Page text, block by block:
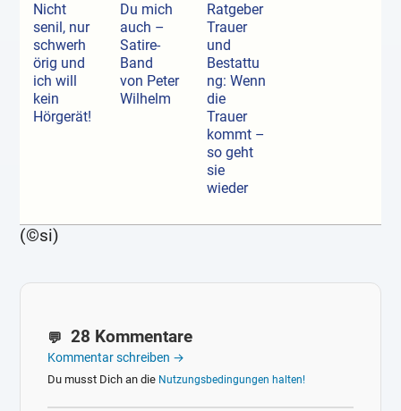
Nicht
senil, nur
schwerh
örig und
ich will
kein
Hörgerät!
Du mich
auch –
Satire-
Band
von Peter
Wilhelm
Ratgeber
Trauer
und
Bestattu
ng: Wenn
die
Trauer
kommt –
so geht
sie
wieder
(©si)
28 Kommentare
Kommentar schreiben →
Du musst Dich an die Nutzungsbedingungen halten!